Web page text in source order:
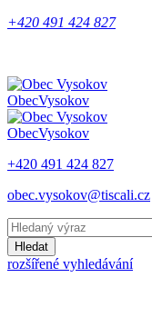
+420 491 424 827
ObecVysokov
ObecVysokov
+420 491 424 827
obec.vysokov@tiscali.cz
Hledat
rozšířené vyhledávání